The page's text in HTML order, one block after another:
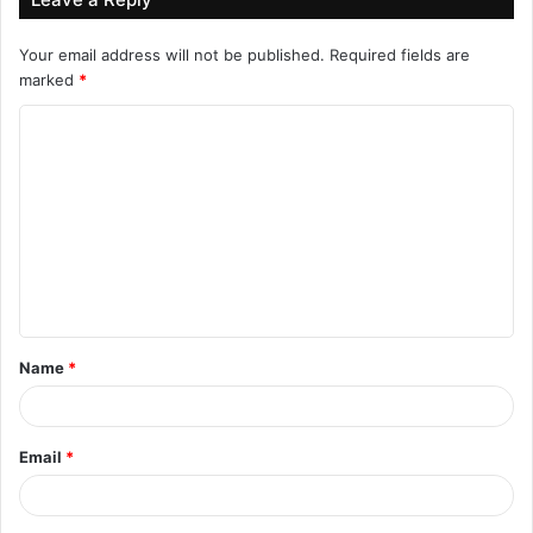
Your email address will not be published. Required fields are
marked *
t
*
Name *
Email *